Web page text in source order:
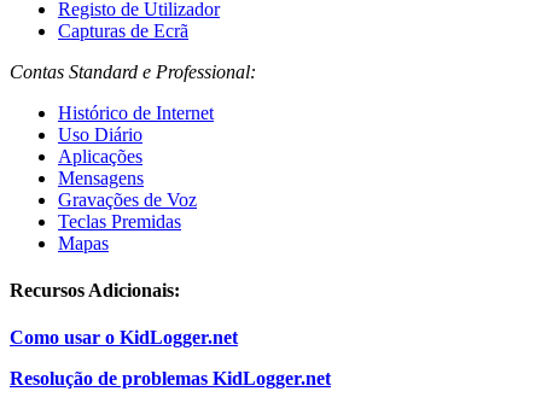
Registo de Utilizador
Capturas de Ecrã
Contas Standard e Professional:
Histórico de Internet
Uso Diário
Aplicações
Mensagens
Gravações de Voz
Teclas Premidas
Mapas
Recursos Adicionais:
Como usar o KidLogger.net
Resolução de problemas KidLogger.net